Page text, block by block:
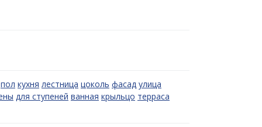
пол кухня лестница цоколь фасад улица
для ступеней ванная крыльцо терраса